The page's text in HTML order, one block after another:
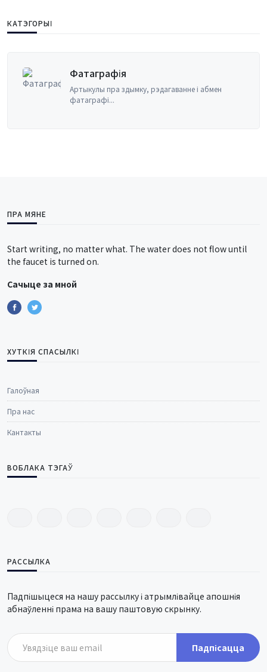
КАТЭГОРЫІ
рэдагаванне і абмен
Прынцыпы
ПРА МЯНЕ
Start writing, no matter what. The water does not flow until
the faucet is turned on.
Сачыце за мной
ХУТКІЯ СПАСЫЛКІ
Галоўная
Пра нас
Кантакты
ВОБЛАКА ТЭГАЎ
РАССЫЛКА
Падпішыцеся на нашу рассылку і атрымлівайце апошнія
абнаўленні прама на вашу паштовую скрынку.
Падпісацца